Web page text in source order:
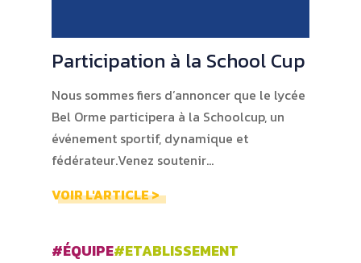
Participation à la School Cup
Nous sommes fiers d’annoncer que le lycée
Bel Orme participera à la Schoolcup, un
événement sportif, dynamique et
fédérateur.Venez soutenir…
VOIR L'ARTICLE >
#ÉQUIPE#ETABLISSEMENT